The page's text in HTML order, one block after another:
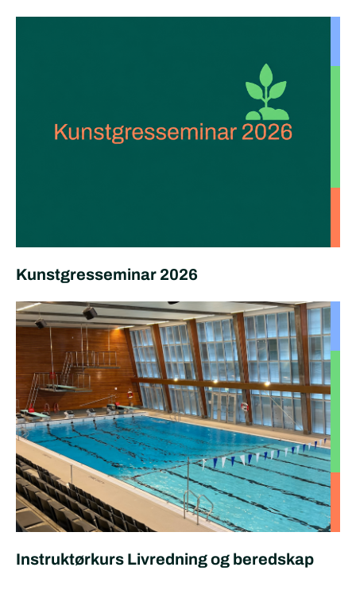
Kunstgresseminar 2026
Instruktørkurs Livredning og beredskap